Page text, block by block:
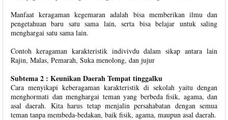
Manfaat keragaman kegemaran adalah bisa memberikan ilmu dan
pengetahuan baru satu sama lain, serta bisa belajar untuk saling
menghargai satu sama lain.
Contoh keragaman karakteristik indivivdu dalam sikap antara lain
Rajin, Malas, Pemarah, Suka menolong, dan jujur
Subtema 2 : Keunikan Daerah Tempat tinggalku
Cara menyikapi keberagaman karakteristik di sekolah yaitu dengan
menghormati dan menghargai teman yang berbeda fisik, agama, dan
asal daerah. Kita harus tetap menjalin persahabatan dengan semua
teman tanpa membeda-bedakan, baik fisik, agama, maupun asal daerah.